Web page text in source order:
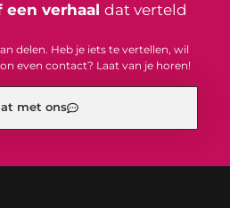
een verhaal dat verteld
delen. Heb je iets te vertellen, wil
even contact? Laat van je horen!
met ons